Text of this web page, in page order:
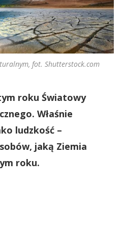
fot. Shutterstock.com
roku Światowy
Właśnie
ludzkość –
jaką Ziemia
roku.